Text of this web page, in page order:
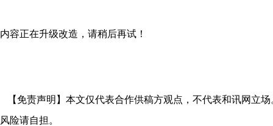
内容正在升级改造，请稍后再试！
【免责声明】本文仅代表合作供稿方观点，不代表和讯网立
风险请自担。